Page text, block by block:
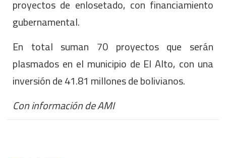
proyectos de enlosetado, con financiamiento
gubernamental.
En total suman 70 proyectos que serán
plasmados en el municipio de El Alto, con una
inversión de 41.81 millones de bolivianos.
Con información de AMI